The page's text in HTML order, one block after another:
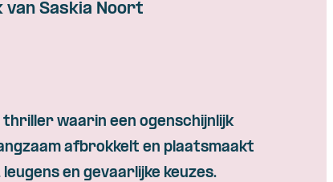
van Saskia Noort
thriller waarin een ogenschijnlijk
afbrokkelt en plaatsmaakt
en gevaarlijke keuzes.